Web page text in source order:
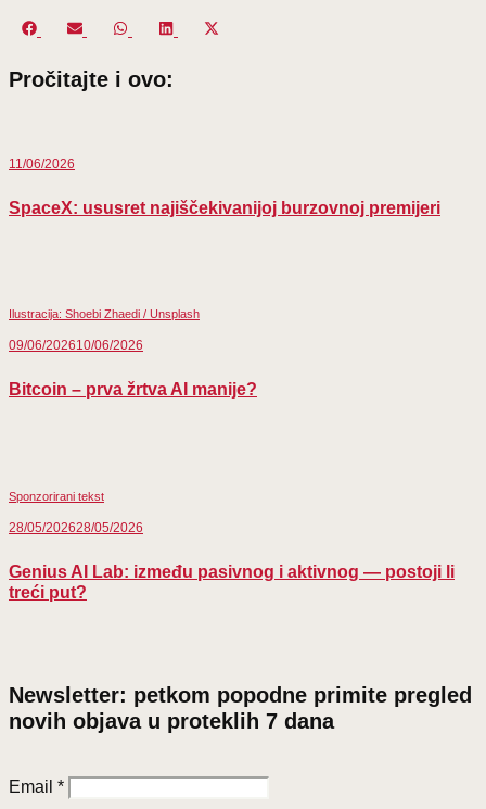
Share
Facebook
Share
Email
Share
WhatsApp
Share
Pročitajte i ovo:
11/06/2026
SpaceX: ususret najiščekivanijoj burzovnoj premijeri
Ilustracija: Shoebi Zhaedi / Unsplash
09/06/202610/06/2026
Bitcoin – prva žrtva AI manije?
Sponzorirani tekst
28/05/202628/05/2026
Genius AI Lab: između pasivnog i aktivnog — postoji li
treći put?
Newsletter: petkom popodne primite pregled
novih objava u proteklih 7 dana
Email *